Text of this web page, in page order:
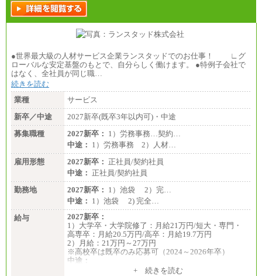
●世界最大級の人材サービス企業ランスタッドでのお仕事！ ∟グ
ローバルな安定基盤のもとで、自分らしく働けます。 ●特例子会社で
はなく、全社員が同じ職…
続きを読む
業種
サービス
新卒／中途
2027新卒(既卒3年以内可)・中途
募集職種
2027新卒： 1）労務事務…契約…
中途： 1）労務事務 2）人材…
雇用形態
2027新卒： 正社員/契約社員
中途： 正社員/契約社員
勤務地
2027新卒： 1）池袋 2）完…
中途： 1）池袋 2) 完全…
給与
2027新卒：
1）大学卒・大学院修了：月給21万円/短大・専門・
高専卒：月給20.5万円/高卒：月給19.7万円
2）月給：21万円～27万円
※高校卒は既卒のみ応募可（2024～2026年卒）
中途：
1）月給：21万円～25万円+ 続きを読む